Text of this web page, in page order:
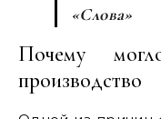
«Слова»
Почему
производство